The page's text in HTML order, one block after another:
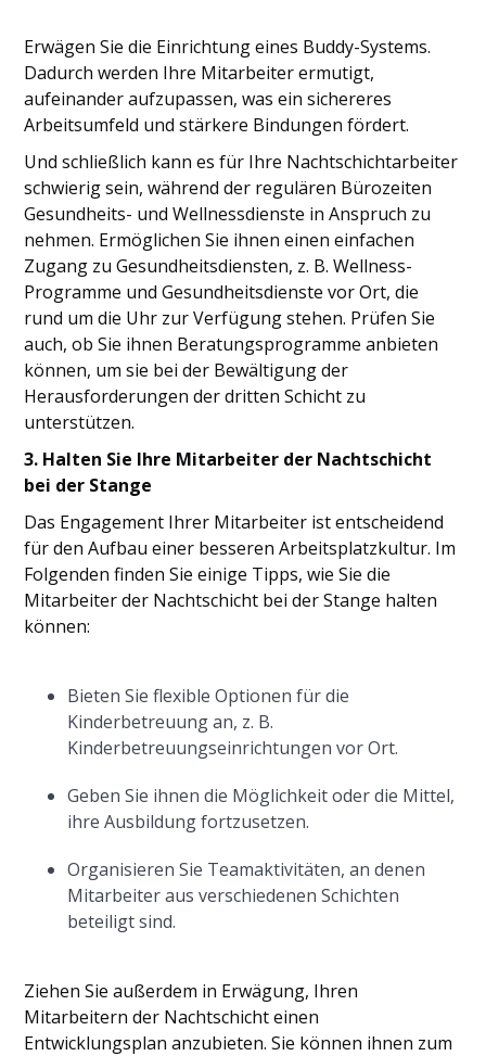
Erwägen Sie die Einrichtung eines Buddy-Systems.
Dadurch werden Ihre Mitarbeiter ermutigt,
aufeinander aufzupassen, was ein sichereres
Arbeitsumfeld und stärkere Bindungen fördert.
Und schließlich kann es für Ihre Nachtschichtarbeiter
schwierig sein, während der regulären Bürozeiten
Gesundheits- und Wellnessdienste in Anspruch zu
nehmen. Ermöglichen Sie ihnen einen einfachen
Zugang zu Gesundheitsdiensten, z. B. Wellness-
Programme und Gesundheitsdienste vor Ort, die
rund um die Uhr zur Verfügung stehen. Prüfen Sie
auch, ob Sie ihnen Beratungsprogramme anbieten
können, um sie bei der Bewältigung der
Herausforderungen der dritten Schicht zu
unterstützen.
3. Halten Sie Ihre Mitarbeiter der Nachtschicht
bei der Stange
Das Engagement Ihrer Mitarbeiter ist entscheidend
für den Aufbau einer besseren Arbeitsplatzkultur. Im
Folgenden finden Sie einige Tipps, wie Sie die
Mitarbeiter der Nachtschicht bei der Stange halten
können:
Bieten Sie flexible Optionen für die
Kinderbetreuung an, z. B.
Kinderbetreuungseinrichtungen vor Ort.
Geben Sie ihnen die Möglichkeit oder die Mittel,
ihre Ausbildung fortzusetzen.
Organisieren Sie Teamaktivitäten, an denen
Mitarbeiter aus verschiedenen Schichten
beteiligt sind.
Ziehen Sie außerdem in Erwägung, Ihren
Mitarbeitern der Nachtschicht einen
Entwicklungsplan anzubieten. Sie können ihnen zum